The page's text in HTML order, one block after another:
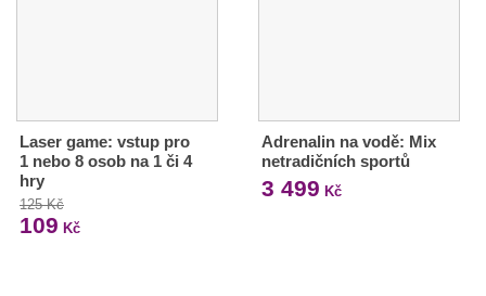
Laser game: vstup pro
1 nebo 8 osob na 1 či 4
hry
125 Kč
109 Kč
Adrenalin na vodě: Mix
netradičních sportů
3 499 Kč